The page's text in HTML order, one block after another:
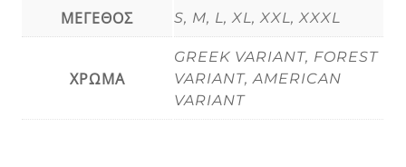
ΜΕΓΕΘΟΣ
S, M, L, XL, XXL, XXXL
ΧΡΩΜΑ
GREEK VARIANT, FOREST
VARIANT, AMERICAN
VARIANT